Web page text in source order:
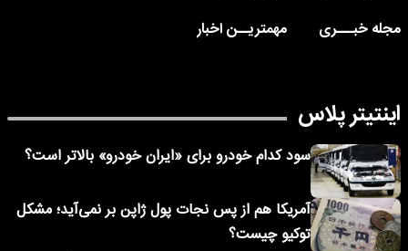
مجله خبـــری
مهمتریــن اخبار
اینتیتر پلاس
سود کدام خودرو برای «ایران خودرو» بالاتر است؟
آمریکا هم از پس نجات پول ژاپن بر نمی‌آید؛ مشکل
توکیو چیست؟